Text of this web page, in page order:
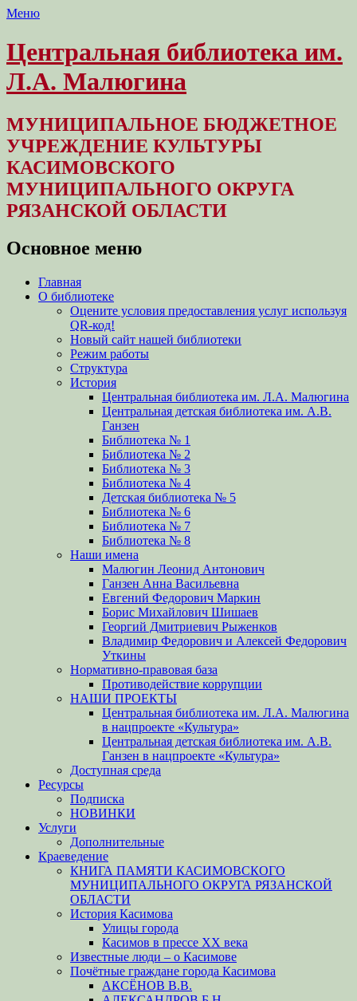
Меню
Центральная библиотека им.
Л.А. Малюгина
МУНИЦИПАЛЬНОЕ БЮДЖЕТНОЕ
УЧРЕЖДЕНИЕ КУЛЬТУРЫ
КАСИМОВСКОГО
МУНИЦИПАЛЬНОГО ОКРУГА
РЯЗАНСКОЙ ОБЛАСТИ
Основное меню
Перейти
содержимому
Главная
О библиотеке
Оцените условия предоставления услуг используя
QR-код!
Новый сайт нашей библиотеки
Режим работы
Структура
История
Центральная библиотека им. Л.А. Малюгина
Центральная детская библиотека им. А.В.
Ганзен
Библиотека № 1
Библиотека № 2
Библиотека № 3
Библиотека № 4
Детская библиотека № 5
Библиотека № 6
Библиотека № 7
Библиотека № 8
Наши имена
Малюгин Леонид Антонович
Ганзен Анна Васильевна
Евгений Федорович Маркин
Борис Михайлович Шишаев
Георгий Дмитриевич Рыженков
Владимир Федорович и Алексей Федорович
Уткины
Нормативно-правовая база
Противодействие коррупции
НАШИ ПРОЕКТЫ
Центральная библиотека им. Л.А. Малюгина
в нацпроекте «Культура»
Центральная детская библиотека им. А.В.
Ганзен в нацпроекте «Культура»
Доступная среда
Ресурсы
Подписка
НОВИНКИ
Услуги
Дополнительные
Краеведение
КНИГА ПАМЯТИ КАСИМОВСКОГО
МУНИЦИПАЛЬНОГО ОКРУГА РЯЗАНСКОЙ
ОБЛАСТИ
История Касимова
Улицы города
Касимов в прессе XX века
Известные люди – о Касимове
Почётные граждане города Касимова
АКСЁНОВ В.В.